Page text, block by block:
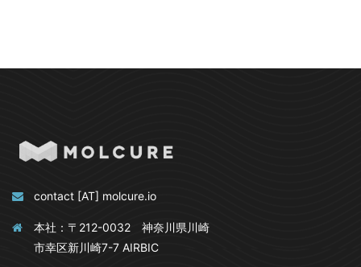
contact [AT] molcure.io
本社：〒212-0032 神奈川県川崎
市幸区新川崎7-7 AIRBIC